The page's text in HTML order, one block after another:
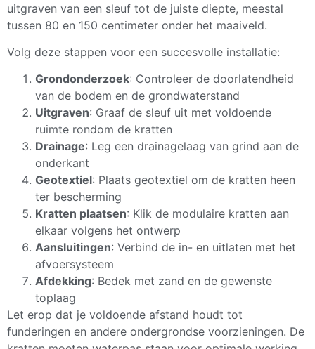
uitgraven van een sleuf tot de juiste diepte, meestal
tussen 80 en 150 centimeter onder het maaiveld.
Volg deze stappen voor een succesvolle installatie:
Grondonderzoek: Controleer de doorlatendheid
van de bodem en de grondwaterstand
Uitgraven: Graaf de sleuf uit met voldoende
ruimte rondom de kratten
Drainage: Leg een drainagelaag van grind aan de
onderkant
Geotextiel: Plaats geotextiel om de kratten heen
ter bescherming
Kratten plaatsen: Klik de modulaire kratten aan
elkaar volgens het ontwerp
Aansluitingen: Verbind de in- en uitlaten met het
afvoersysteem
Afdekking: Bedek met zand en de gewenste
toplaag
Let erop dat je voldoende afstand houdt tot
funderingen en andere ondergrondse voorzieningen. De